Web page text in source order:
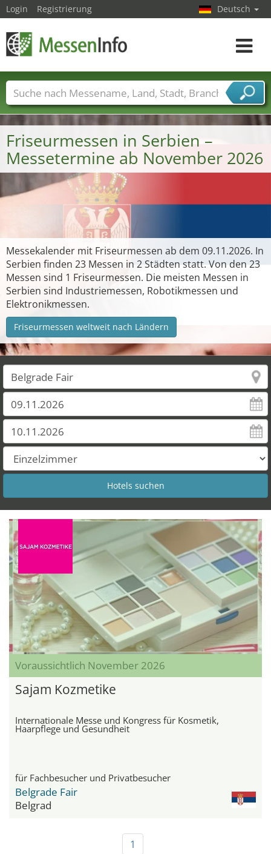
Friseurmessen in Serbien –
Messetermine ab November 2026
Messekalender mit Friseurmessen ab dem 09.11.2026. In
Serbien finden 23 Messen in 2 Städten statt. Von den 23
Messen sind 1 Friseurmessen. Die meisten Messen in
Serbien sind Industriemessen, Robotikmessen und
Elektronikmessen.
Friseurmessen weltweit nach Ländern
Voraussichtlich November 2026
Sajam Kozmetike
Internationale Messe und Kongress für Kosmetik,
Haarpflege und Gesundheit
für Fachbesucher und Privatbesucher
Belgrade Fair
Belgrad
1
Login Registrierung Deutsch
Toggle
Messenamen Länder Städte
Branchen
Dienstleisterbranchen